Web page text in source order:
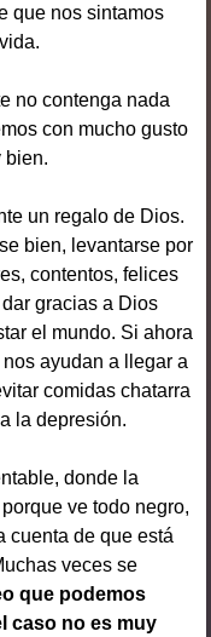
que nos sintamos
no contenga nada
con mucho gusto
bien.
un regalo de Dios.
bien, levantarse por
contentos, felices
gracias a Dios
el mundo. Si ahora
ayudan a llegar a
comidas chatarra
la depresión.
donde la
ve todo negro,
cuenta de que está
veces se
que podemos
caso no es muy